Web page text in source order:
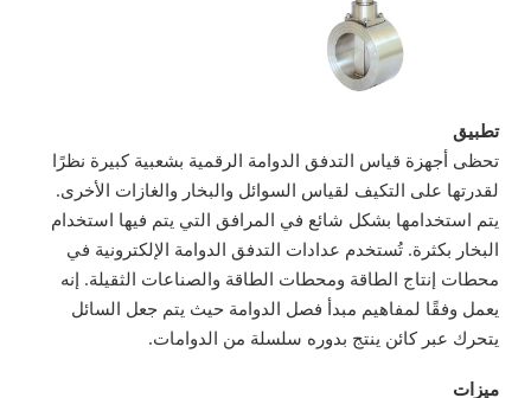
تطبيق
تحظى أجهزة قياس التدفق الدوامة الرقمية بشعبية كبيرة نظرًا
لقدرتها على التكيف لقياس السوائل والبخار والغازات الأخرى.
يتم استخدامها بشكل شائع في المرافق التي يتم فيها استخدام
البخار بكثرة. تُستخدم عدادات التدفق الدوامة الإلكترونية في
محطات إنتاج الطاقة ومحطات الطاقة والصناعات الثقيلة. إنه
يعمل وفقًا لمفاهيم مبدأ فصل الدوامة حيث يتم جعل السائل
يتحرك عبر كائن ينتج بدوره سلسلة من الدوامات.
ميزات